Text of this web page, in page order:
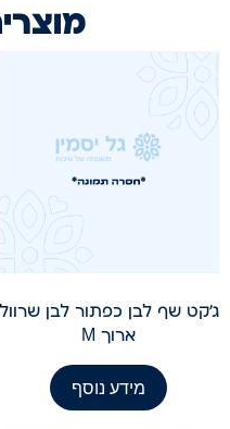
ג'קט שף לבן כפתור לבן שרוול
ארוך M
מידע נוסף